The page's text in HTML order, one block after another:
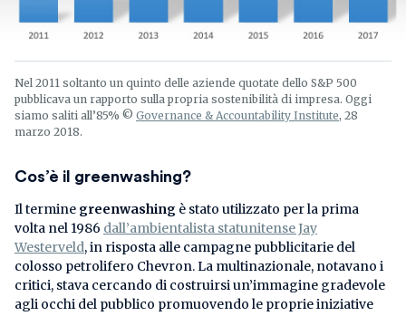
Nel 2011 soltanto un quinto delle aziende quotate dello S&P 500
pubblicava un rapporto sulla propria sostenibilità di impresa. Oggi
siamo saliti all’85% © Governance & Accountability Institute, 28
marzo 2018.
Cos’è il greenwashing?
Il termine greenwashing è stato utilizzato per la prima
volta nel 1986 dall’ambientalista statunitense Jay
Westerveld, in risposta alle campagne pubblicitarie del
colosso petrolifero Chevron. La multinazionale, notavano i
critici, stava cercando di costruirsi un’immagine gradevole
agli occhi del pubblico promuovendo le proprie iniziative